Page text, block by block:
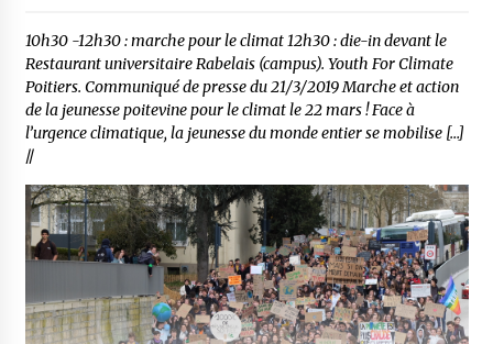
10h30 -12h30 : marche pour le climat 12h30 : die-in devant le
Restaurant universitaire Rabelais (campus). Youth For Climate
Poitiers. Communiqué de presse du 21/3/2019 Marche et action
de la jeunesse poitevine pour le climat le 22 mars ! Face à
l’urgence climatique, la jeunesse du monde entier se mobilise […]
//